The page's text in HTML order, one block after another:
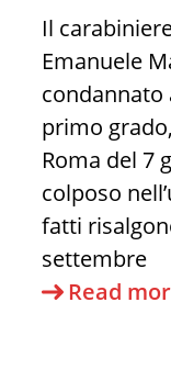
Il
Emanuele
condannato
primo
Roma del 7
colposo
fatti
settembre
Read